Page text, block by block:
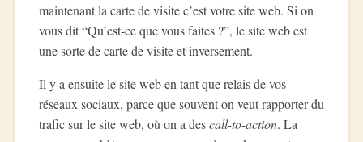
maintenant la carte de visite c’est votre site web. Si on
vous dit “Qu’est-ce que vous faites ?”, le site web est
une sorte de carte de visite et inversement.
Il y a ensuite le site web en tant que relais de vos
réseaux sociaux, parce que souvent on veut rapporter du
trafic sur le site web, où on a descall-to-action. La